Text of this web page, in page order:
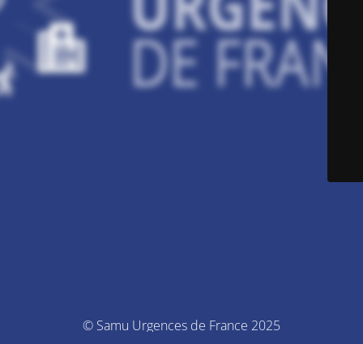
© Samu Urgences de France 2025